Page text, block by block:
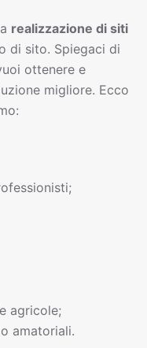
realizzazione di siti
di sito. Spiegaci di
ottenere e
migliore. Ecco
agricole;
amatoriali.